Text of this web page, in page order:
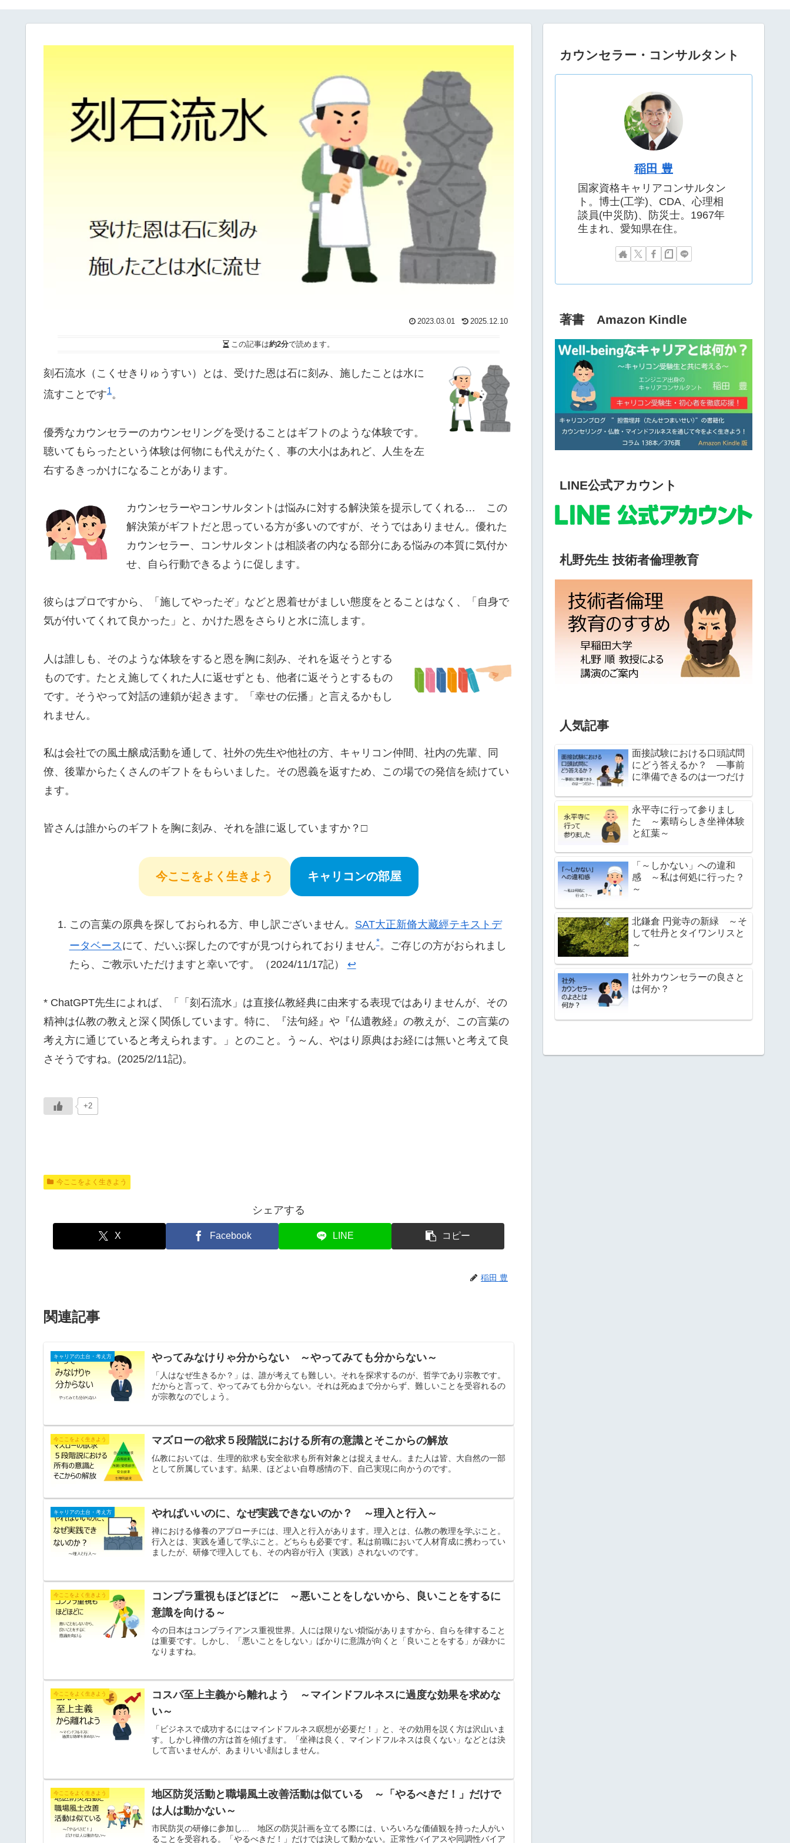
2023.03.01 2025.12.10
この記事は約2分で読めます。
刻石流水（こくせきりゅうすい）とは、受けた恩は石に刻み、施したことは水に
流すことです1。
優秀なカウンセラーのカウンセリングを受けることはギフトのような体験です。
聴いてもらったという体験は何物にも代えがたく、事の大小はあれど、人生を左
右するきっかけになることがあります。
カウンセラーやコンサルタントは悩みに対する解決策を提示してくれる… この
解決策がギフトだと思っている方が多いのですが、そうではありません。優れた
カウンセラー、コンサルタントは相談者の内なる部分にある悩みの本質に気付か
せ、自ら行動できるように促します。
彼らはプロですから、「施してやったぞ」などと恩着せがましい態度をとることはなく、「自身で
気が付いてくれて良かった」と、かけた恩をさらりと水に流します。
人は誰しも、そのような体験をすると恩を胸に刻み、それを返そうとする
ものです。たとえ施してくれた人に返せずとも、他者に返そうとするもの
です。そうやって対話の連鎖が起きます。 「幸せの伝播」
と言えるかもし
れません。
私は会社での風土醸成活動を通して、社外の先生や他社の方、キャリコン仲間、社内の先輩、同
僚、後輩からたくさんのギフトをもらいました。その恩義を返すため、この場での発信を続けてい
ます。
皆さんは誰からのギフトを胸に刻み、それを誰に返していますか？□
今ここをよく生きよう キャリコンの部屋
この言葉の原典を探しておられる方、申し訳ございません。 SAT大正新脩大藏經テキストデ
ータベースにて、だいぶ探したのですが見つけられておりません*。ご存じの方がおられまし
たら、ご教示いただけますと幸いです。（2024/11/17記） ↩︎
* ChatGPT先生によれば、「「刻石流水」は直接仏教経典に由来する表現ではありませんが、その
精神は仏教の教えと深く関係しています。特に、『法句経』や『仏遺教経』の教えが、この言葉の
考え方に通じていると考えられます。」とのこと。う～ん、やはり原典はお経には無いと考えて良
さそうですね。(2025/2/11記)。
+2
今ここをよく生きよう
シェアする
X Facebook LINE コピー
稲田 豊
関連記事
キャリアの土台・考え方 やってみなけりゃ分からない ～やってみても分からない～
「人はなぜ生きるか？」は、誰が考えても難しい。それを探求するのが、哲学であり宗教です。
だからと言って、やってみても分からない。それは死ぬまで分からず、難しいことを受容れるの
が宗教なのでしょう。
今ここをよく生きよう マズローの欲求５段階説における所有の意識とそこからの解放
仏教においては、生理的欲求も安全欲求も所有対象とは捉えません。また人は皆、大自然の一部
として所属しています。結果、ほどよい自尊感情の下、自己実現に向かうのです。
キャリアの土台・考え方 やればいいのに、なぜ実践できないのか？ ～理入と行入～
禅における修養のアプローチには、理入と行入があります。理入とは、仏教の教理を学ぶこと。
行入とは、実践を通して学ぶこと。どちらも必要です。私は前職において人材育成に携わってい
ましたが、研修で理入しても、その内容が行入（実践）されないのです。
今ここをよく生きよう
コンプラ重視もほどほどに ～悪いことをしないから、良いことをするに
意識を向ける～
今の日本はコンプライアンス重視世界。人には限りない煩悩がありますから、自らを律すること
は重要です。しかし、「悪いことをしない」ばかりに意識が向くと「良いことをする」が疎かに
なりますね。
今ここをよく生きよう
コスパ至上主義から離れよう ～マインドフルネスに過度な効果を求めな
い～
「ビジネスで成功するにはマインドフルネス瞑想が必要だ！」と、その効用を説く方は沢山いま
す。しかし禅僧の方は首を傾げます。「坐禅は良く、マインドフルネスは良くない」などとは決
して言いませんが、あまりいい顔はしません。
今ここをよく生きよう
地区防災活動と職場風土改善活動は似ている ～「やるべきだ！」だけで
は人は動かない～
市民防災の研修に参加し... 地区の防災計画を立てる際には、いろいろな価値観を持った人がい
ることを受容れる。「やるべきだ！」だけでは決して動かない。正常性バイアスや同調性バイア
カウンセラー・コンサルタント
稲田 豊
国家資格キャリアコンサルタン
ト。博士(工学)、CDA、心理相
談員(中災防)、防災士。1967年
生まれ、愛知県在住。
著書 Amazon Kindle
LINE公式アカウント
札野先生 技術者倫理教育
人気記事
面接試験における口頭試問
にどう答えるか？ ―事前
に準備できるのは一つだけ
永平寺に行って参りまし
た ～素晴らしき坐禅体験
と紅葉～
「～しかない」への違和
感 ～私は何処に行った？
～
北鎌倉 円覚寺の新緑 ～そ
して牡丹とタイワンリスと
～
社外カウンセラーの良さと
は何か？